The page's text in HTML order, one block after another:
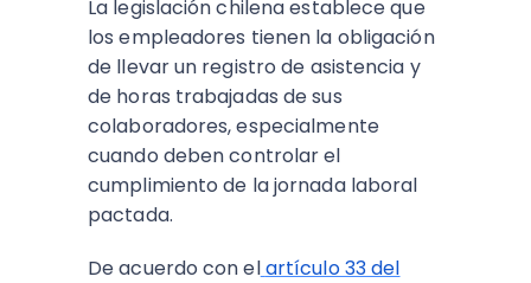
La legislación chilena establece que
los empleadores tienen la obligación
de llevar un registro de asistencia y
de horas trabajadas de sus
colaboradores, especialmente
cuando deben controlar el
cumplimiento de la jornada laboral
pactada.
De acuerdo con elartículo 33 del